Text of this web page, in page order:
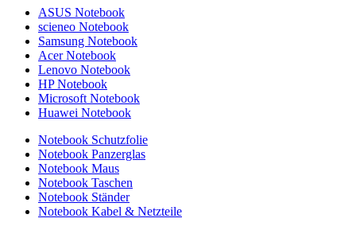
ASUS Notebook
scieneo Notebook
Samsung Notebook
Acer Notebook
Lenovo Notebook
HP Notebook
Microsoft Notebook
Huawei Notebook
Notebook Schutzfolie
Notebook Panzerglas
Notebook Maus
Notebook Taschen
Notebook Ständer
Notebook Kabel & Netzteile